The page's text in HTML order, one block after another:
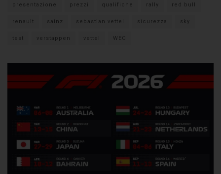
presentazione prezzi qualifiche rally red bull
renault sainz sebastian vettel sicurezza sky
test verstappen vettel WEC